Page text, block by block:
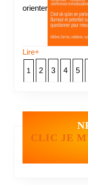
orienter
Lire+
1 2 3 4 5
CLIC JE